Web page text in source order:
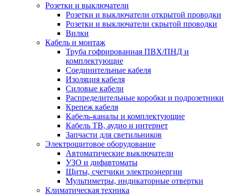
Розетки и выключатели
Розетки и выключатели открытой проводки
Розетки и выключатели скрытой проводки
Вилки
Кабель и монтаж
Труба гофрированная ПВХ/ПНД и
комплектующие
Соединительные кабеля
Изоляция кабеля
Силовые кабели
Распределительные коробки и подрозетники
Крепеж кабеля
Кабель-каналы и комплектующие
Кабель ТВ, аудио и интернет
Запчасти для светильников
Электрощитовое оборудование
Автоматические выключатели
УЗО и дифавтоматы
Щиты, счетчики электроэнергии
Мультиметры, индикаторные отвертки
Климатическая техника